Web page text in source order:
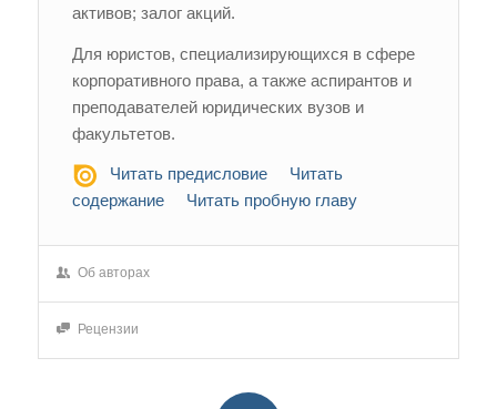
активов; залог акций.
Для юристов, специализирующихся в сфере
корпоративного права, а также аспирантов и
преподавателей юридических вузов и
факультетов.
Читать предисловие
Читать
содержание
Читать пробную главу
Об авторах
Рецензии